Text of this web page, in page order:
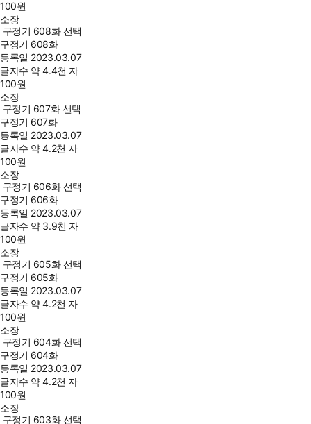
100원
소장
구정기 608화 선택
구정기 608화
등록일 2023.03.07
글자수 약 4.4천 자
100원
소장
구정기 607화 선택
구정기 607화
등록일 2023.03.07
글자수 약 4.2천 자
100원
소장
구정기 606화 선택
구정기 606화
등록일 2023.03.07
글자수 약 3.9천 자
100원
소장
구정기 605화 선택
구정기 605화
등록일 2023.03.07
글자수 약 4.2천 자
100원
소장
구정기 604화 선택
구정기 604화
등록일 2023.03.07
글자수 약 4.2천 자
100원
소장
구정기 603화 선택